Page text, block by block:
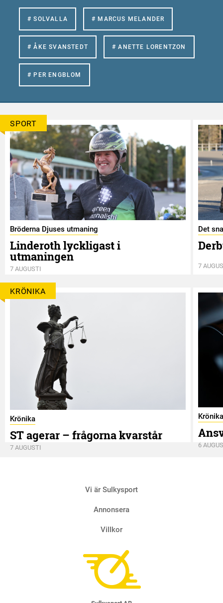
# SOLVALLA # MARCUS MELANDER
# ÅKE SVANSTEDT # ANETTE LORENTZON
# PER ENGBLOM
SPORT
Bröderna Djuses utmaning
Linderoth lyckligast i
utmaningen
7 AUGUSTI
Det
7
KRÖNIKA
Krönika
ST agerar – frågorna kvarstår
7 AUGUSTI
Krönika
6
Vi är Sulkysport
Annonsera
Villkor